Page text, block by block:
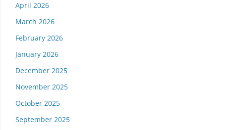
April 2026
March 2026
February 2026
January 2026
December 2025
November 2025
October 2025
September 2025